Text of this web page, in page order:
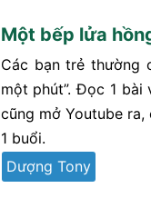
Một bếp lửa
Các bạn trẻ thường
một phút”. Đọc 1
cũng mở Youtube
1 buổi.
Dượng Tony